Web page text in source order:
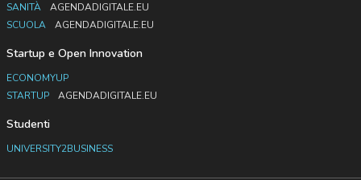
SANITÀ
AGENDADIGITALE.EU
SCUOLA
AGENDADIGITALE.EU
Startup e Open Innovation
ECONOMYUP
STARTUP
AGENDADIGITALE.EU
Studenti
UNIVERSITY2BUSINESS